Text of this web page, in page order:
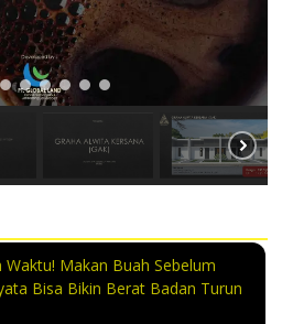
Waktu! Makan Buah Sebelum
Bisa Bikin Berat Badan Turun